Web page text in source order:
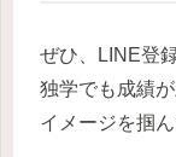
ぜひ、LINE登
独学でも成績
イメージを掴ん